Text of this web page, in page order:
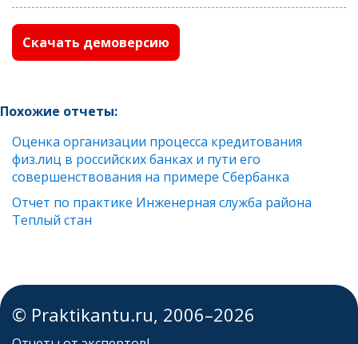
Скачать демоверсию
Похожие отчеты:
Оценка организации процесса кредитования
физ.лиц в российских банках и пути его
совершенствования на примере Сбербанка
Отчет по практике Инженерная служба района
Теплый стан
© Praktikantu.ru, 2006–2026